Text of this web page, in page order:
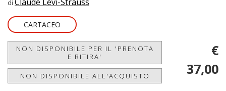
di
CARTACEO
NON DISPONIBILE PER IL 'PRENOTA
E RITIRA'
NON DISPONIBILE ALL'ACQUISTO
€
37,00